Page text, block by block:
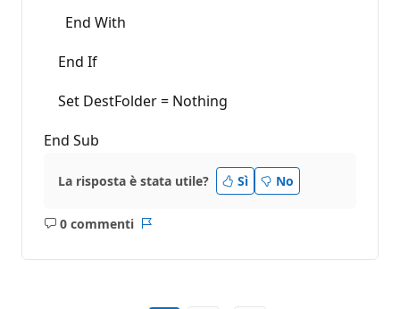
End With
End If
Set DestFolder = Nothing
End Sub
La risposta è stata utile? Sì No
0 commenti
Nessun